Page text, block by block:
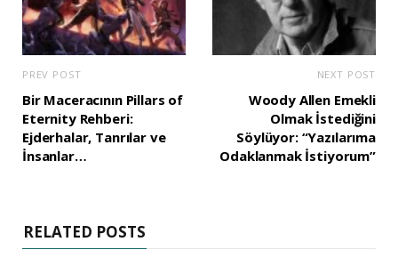
PREV POST
Bir Maceracının Pillars of
Eternity Rehberi:
Ejderhalar, Tanrılar ve
İnsanlar…
NEXT POST
Woody Allen Emekli
Olmak İstediğini
Söylüyor: “Yazılarıma
Odaklanmak İstiyorum”
RELATED POSTS